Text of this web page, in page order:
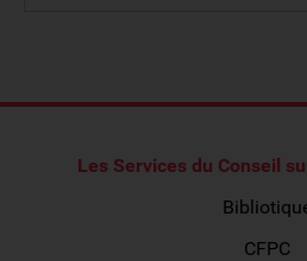
Les Services du Conseil
CFPC